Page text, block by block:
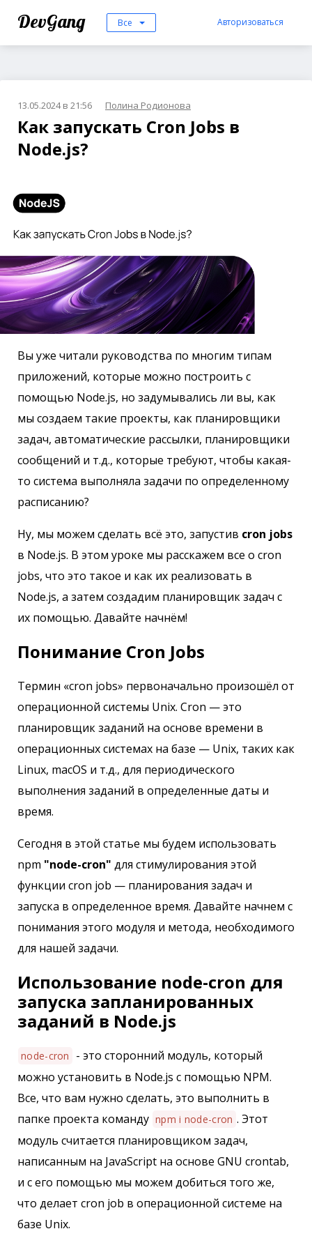
DevGang Все Авторизоваться
13.05.2024 в 21:56 Полина Родионова
Как запускать Cron Jobs в
Node.js?
Вы уже читали руководства по многим типам
приложений, которые можно построить с
помощью Node.js, но задумывались ли вы, как
мы создаем такие проекты, как планировщики
задач, автоматические рассылки, планировщики
сообщений и т.д., которые требуют, чтобы какая-
то система выполняла задачи по определенному
расписанию?
Ну, мы можем сделать всё это, запустив cron jobs
в Node.js. В этом уроке мы расскажем все о cron
jobs, что это такое и как их реализовать в
Node.js, а затем создадим планировщик задач с
их помощью. Давайте начнём!
Понимание Cron Jobs
Термин «cron jobs» первоначально произошёл от
операционной системы Unix. Cron — это
планировщик заданий на основе времени в
операционных системах на базе — Unix, таких как
Linux, macOS и т.д., для периодического
выполнения заданий в определенные даты и
время.
Сегодня в этой статье мы будем использовать
npm "node-cron" для стимулирования этой
функции cron job — планирования задач и
запуска в определенное время. Давайте начнем с
понимания этого модуля и метода, необходимого
для нашей задачи.
Использование node-cron для
запуска запланированных
заданий в Node.js
node-cron
- это сторонний модуль, который
можно установить в Node.js с помощью NPM.
Все, что вам нужно сделать, это выполнить в
папке проекта команду npm i node-cron . Этот
модуль считается планировщиком задач,
написанным на JavaScript на основе GNU crontab,
и с его помощью мы можем добиться того же,
что делает cron job в операционной системе на
базе Unix.